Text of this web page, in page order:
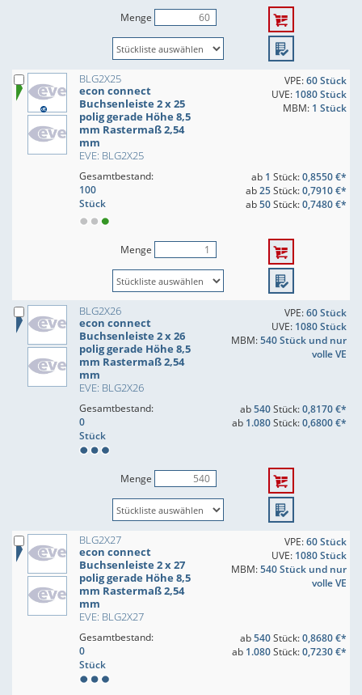
Menge
BLG2X25
econ connect
Buchsenleiste 2 x 25
polig gerade Höhe 8,5
mm Rastermaß 2,54
mm
EVE: BLG2X25
VPE:60 Stück
UVE: 1080 Stück
MBM: 1 Stück
Gesamtbestand:
100
Stück
ab 1 Stück:0,8550 €*
ab25Stück:0,7910 €*
ab50Stück:0,7480 €*
Menge
BLG2X26
econ connect
Buchsenleiste 2 x 26
polig gerade Höhe 8,5
mm Rastermaß 2,54
mm
EVE: BLG2X26
VPE:60 Stück
UVE: 1080 Stück
MBM:540 Stück und nur
volle VE
Gesamtbestand:
0
Stück
ab540Stück:0,8170 €*
ab 1.080Stück:0,6800 €*
Menge
BLG2X27
econ connect
Buchsenleiste 2 x 27
polig gerade Höhe 8,5
mm Rastermaß 2,54
mm
EVE: BLG2X27
VPE:60 Stück
UVE: 1080 Stück
MBM:540 Stück und nur
volle VE
Gesamtbestand:
0
Stück
ab540Stück:0,8680 €*
ab 1.080Stück:0,7230 €*